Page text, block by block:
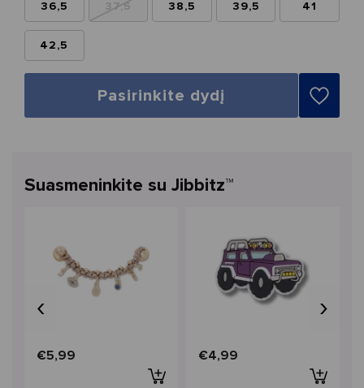
36,5 37,5 38,5 39,5 41
42,5
Pasirinkite dydį
Suasmeninkite su Jibbitz™
€5,99 €4,99
‹ ›